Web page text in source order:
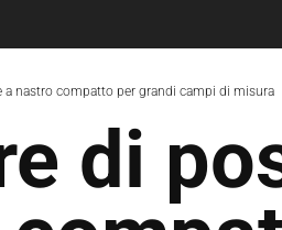
a nastro compatto per grandi campi di misura
di